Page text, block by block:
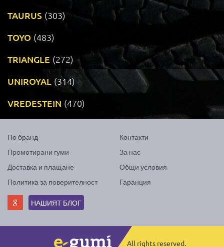
TAURUS (303)
TOYO (483)
TRIANGLE (272)
UNIROYAL (314)
VREDESTEIN (470)
По бранд
Промотирани гуми
Доставка и плащане
Политика за поверителност
Контакти
За нас
Общи условия
Гаранция
НАШИЯТ БЛОГ
All rights reserved.